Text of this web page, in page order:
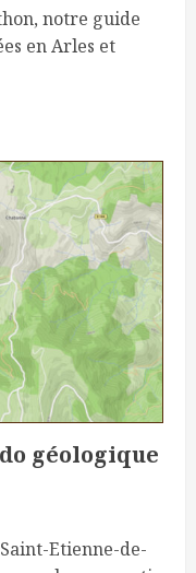
notre guide
en Arles et
géologique
Etienne-de-